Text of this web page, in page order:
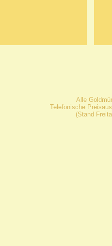
Alle
Telefonische
(Stand